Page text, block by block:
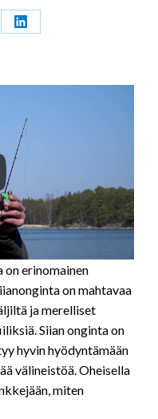
Share
on erinomainen
on mahtavaa
ja merelliset
Siian onginta on
hyvin hyödyntämään
välineistöä. Oheisella
miten